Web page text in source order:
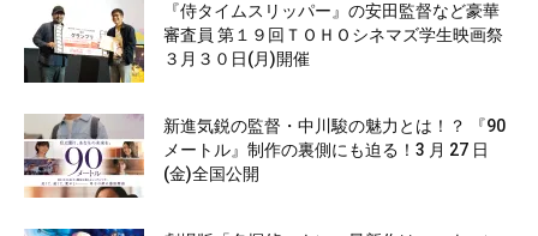
『侍タイムスリッパー』の安田監督など豪華
審査員 第１９回ＴＯＨＯシネマズ学生映画祭
３月３０日(月)開催
新進気鋭の監督・中川駿の魅力とは！？ 『90
メートル』制作の裏側にも迫る！3 月 27 日
(金)全国公開